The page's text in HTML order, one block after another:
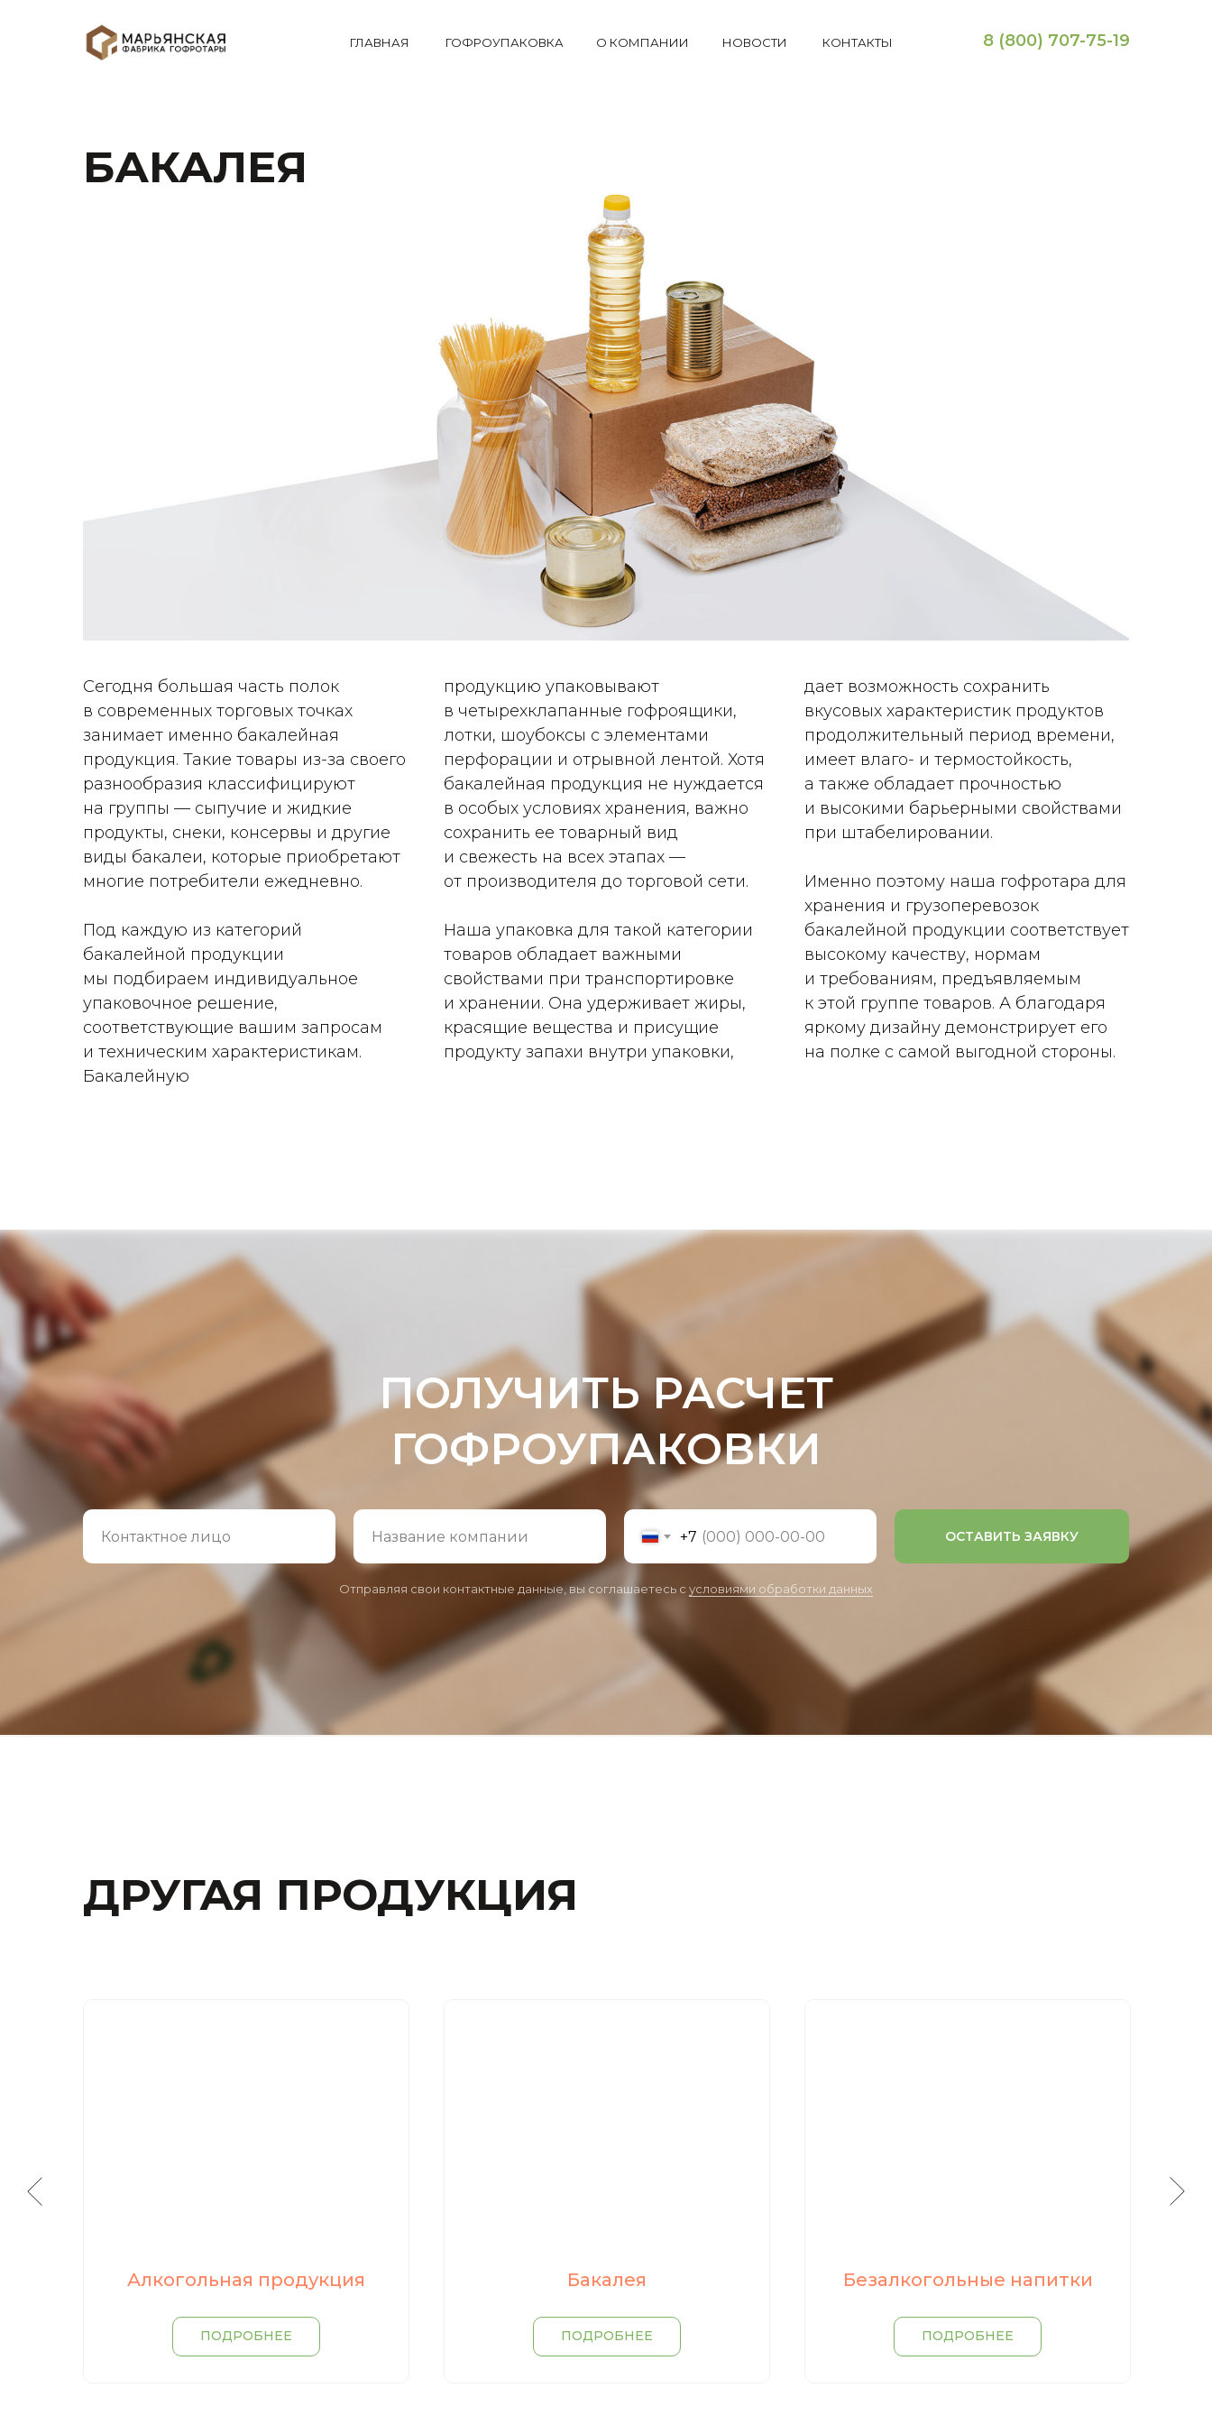
ГЛАВНАЯ ГОФРОУПАКОВКА О КОМПАНИИ НОВОСТИ КОНТАКТЫ 8 (800) 707-75-19
БАКАЛЕЯ
Сегодня большая часть полок
в современных торговых точках
занимает именно бакалейная
продукция. Такие товары из-за своего
разнообразия классифицируют
на группы — сыпучие и жидкие
продукты, снеки, консервы и другие
виды бакалеи, которые приобретают
многие потребители ежедневно.
Под каждую из категорий
бакалейной продукции
мы подбираем индивидуальное
упаковочное решение,
соответствующие вашим запросам
и техническим характеристикам.
Бакалейную
продукцию упаковывают
в четырехклапанные гофроящики,
лотки, шоубоксы с элементами
перфорации и отрывной лентой. Хотя
бакалейная продукция не нуждается
в особых условиях хранения, важно
сохранить ее товарный вид
и свежесть на всех этапах —
от производителя до торговой сети.
Наша упаковка для такой категории
товаров обладает важными
свойствами при транспортировке
и хранении. Она удерживает жиры,
красящие вещества и присущие
продукту запахи внутри упаковки,
дает возможность сохранить
вкусовых характеристик продуктов
продолжительный период времени,
имеет влаго- и термостойкость,
а также обладает прочностью
и высокими барьерными свойствами
при штабелировании.
Именно поэтому наша гофротара для
хранения и грузоперевозок
бакалейной продукции соответствует
высокому качеству, нормам
и требованиям, предъявляемым
к этой группе товаров. А благодаря
яркому дизайну демонстрирует его
на полке с самой выгодной стороны.
ПОЛУЧИТЬ РАСЧЕТ
ГОФРОУПАКОВКИ
+7 ОСТАВИТЬ ЗАЯВКУ
Отправляя свои контактные данные, вы соглашаетесь с условиями обработки данных
ДРУГАЯ ПРОДУКЦИЯ
Алкогольная продукция
ПОДРОБНЕЕ
Бакалея
ПОДРОБНЕЕ
Безалкогольные напитки
ПОДРОБНЕЕ